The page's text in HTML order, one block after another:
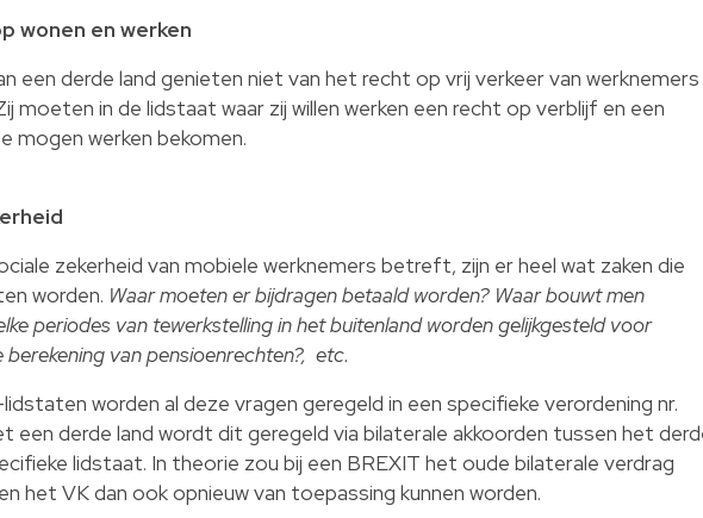
wonen en werken
een derde land genieten niet van het recht op vrij verkeer van werknemers
moeten in de lidstaat waar zij willen werken een recht op verblijf en een
mogen werken bekomen.
zekerheid van mobiele werknemers betreft, zijn er heel wat zaken die
worden. Waar moeten er bijdragen betaald worden? Waar bouwt men
periodes van tewerkstelling in het buitenland worden gelijkgesteld voor
van pensioenrechten?, etc.
worden al deze vragen geregeld in een specifieke verordening nr.
derde land wordt dit geregeld via bilaterale akkoorden tussen het
lidstaat. In theorie zou bij een BREXIT het oude bilaterale verdrag
het VK dan ook opnieuw van toepassing kunnen worden.